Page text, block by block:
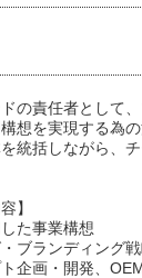
の責任者として
想を実現する為
統括しながら、
】
た事業構想
ブランディング
ト企画・開発、